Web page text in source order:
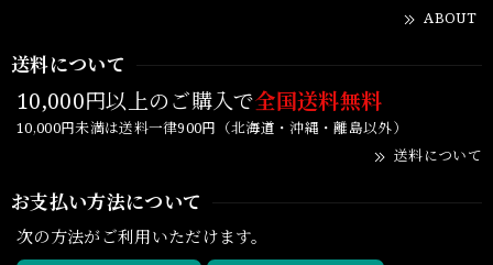
ABOUT
送料について
10,000円以上のご購入で全国送料無料
10,000円未満は送料一律900円（北海道・沖縄・離島以外）
送料について
お支払い方法について
次の方法がご利用いただけます。